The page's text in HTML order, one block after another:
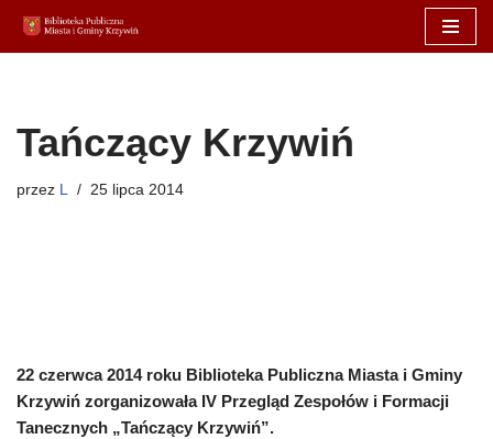
Przejdź
Tańczący Krzywiń
przez L 25 lipca 2014
22 czerwca 2014 roku Biblioteka Publiczna Miasta i Gminy
Krzywiń zorganizowała IV Przegląd Zespołów i Formacji
Tanecznych „Tańczący Krzywiń”.